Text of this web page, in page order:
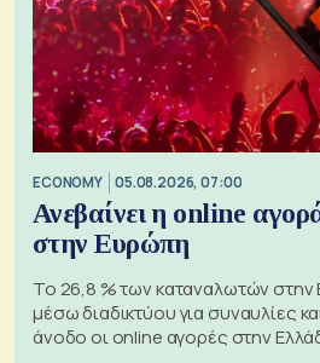
ECONOMY 05.08.2026, 07:00
Ανεβαίνει η online
στην Ευρώπη
Το 26,8 % των καταναλωτών στην
μέσω διαδικτύου για συναυλίες
άνοδο οι online αγορές στην